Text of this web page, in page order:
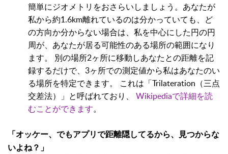
簡単にジオメトリをおさらいしましょう。あなたが
私から約1.6km離れているのは分かっていても、ど
の方向か分からない場合は、私を中心にした円の円
周が、あなたが居る可能性のある場所の範囲になり
ます。 別の場所2ヶ所に移動しあなたとの距離を記
録するだけで、3ヶ所での測定値から私はあなたのい
る場所を特定できます。 これは「Trilateration（三点
交差法）」と呼ばれており、 Wikipediaで詳細を読
むことができます。
「オッケー、でもアプリで距離隠してるから、見つからな
いよね？」